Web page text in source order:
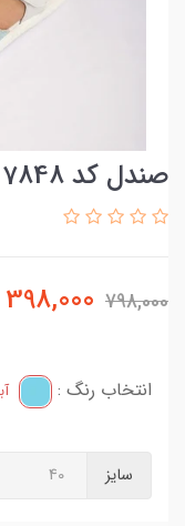
صندل کد 7848
798,000
398,000
انتخاب رنگ :
سایز